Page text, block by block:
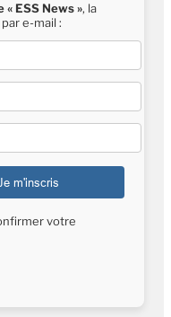
« ESS News », la
e-mail :
votre